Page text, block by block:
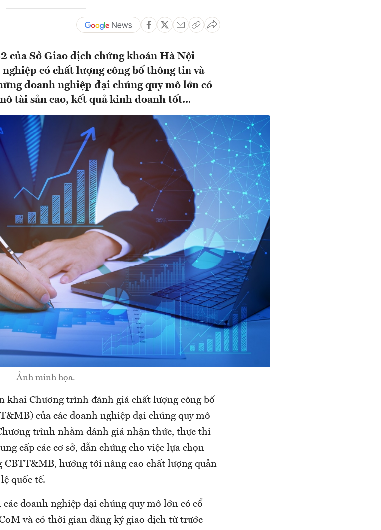
của Sở Giao dịch chứng khoán Hà Nội
có chất lượng công bố thông tin và
doanh nghiệp đại chúng quy mô lớn có
tài sản cao, kết quả kinh doanh tốt...
Ảnh minh họa.
khai Chương trình đánh giá chất lượng công bố
của các doanh nghiệp đại chúng quy mô
trình nhằm đánh giá nhận thức, thực thi
cấp các cơ sở, dẫn chứng cho việc lựa chọn
CBTT&MB, hướng tới nâng cao chất lượng quản
quốc tế.
doanh nghiệp đại chúng quy mô lớn có cổ
và có thời gian đăng ký giao dịch từ trước